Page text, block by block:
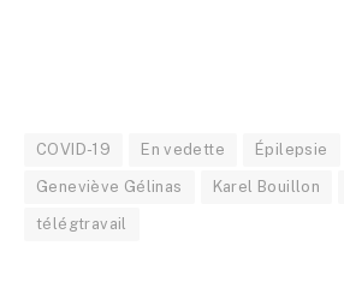
COVID-19 En vedette Épilepsie
Geneviève Gélinas Karel Bouillon
télégtravail